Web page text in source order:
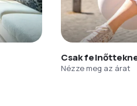
Csak
Nézze meg az árat